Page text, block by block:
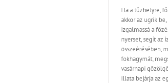
Ha a tűzhelyre,
akkor az ugrik
izgalmassá a
nyerset, segít az
összeérésében,
fokhagymát,
vasárnapi
illata bejárja az